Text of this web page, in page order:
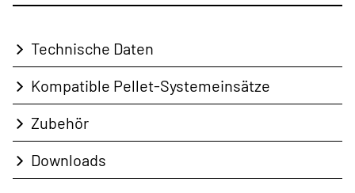
Technische Daten
Kompatible Pellet-Systemeinsätze
Zubehör
Downloads